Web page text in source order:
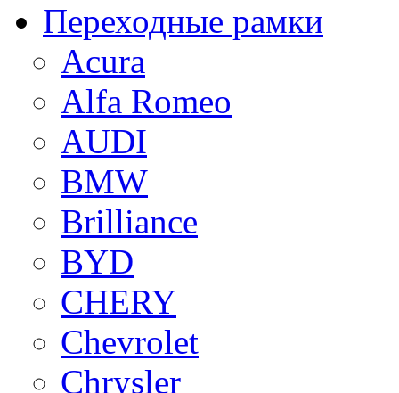
Переходные рамки
Acura
Alfa Romeo
AUDI
BMW
Brilliance
BYD
CHERY
Chevrolet
Chrysler